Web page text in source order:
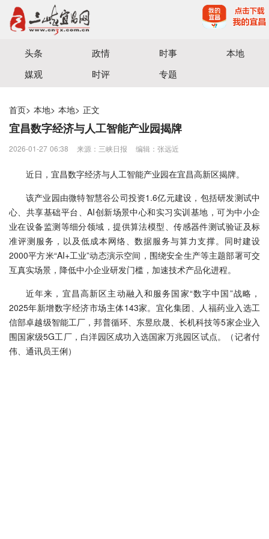
宜昌三峡融媒体中心主办
头条 政情 时事
本地
媒观
时评 专题
首页> 本地> 本地> 正文
宜昌数字经济与人工智能产业园揭牌
2026-01-27 06:38 来源：三峡日报 编辑：张远近
近日，宜昌数字经济与人工智能产业园在宜昌高新区揭牌。
该产业园由微特智慧谷公司投资1.6亿元建设，包括研发测试中
心、共享基础平台、AI创新场景中心和实习实训基地，可为中小企
业在设备监测等细分领域，提供算法模型、传感器件测试验证及标
准评测服务，以及低成本网络、数据服务与算力支撑。同时建设
2000平方米“AI+工业”动态演示空间，围绕安全生产等主题部署可交
互真实场景，降低中小企业研发门槛，加速技术产品化进程。
近年来，宜昌高新区主动融入和服务国家“数字中国”战略，
2025年新增数字经济市场主体143家。宜化集团、人福药业入选工
信部卓越级智能工厂，邦普循环、东昱欣晟、长机科技等5家企业入
围国家级5G工厂，白洋园区成功入选国家万兆园区试点。（记者付
伟、通讯员王俐）